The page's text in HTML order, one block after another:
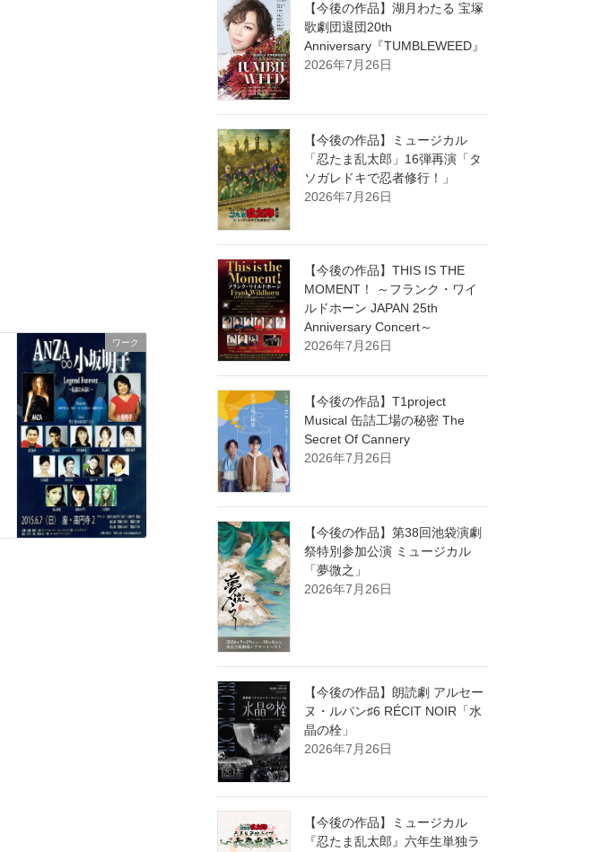
ワーク
【今後の作品】湖月わたる 宝塚
歌劇団退団20th
Anniversary『TUMBLEWEED』
2026年7月26日
【今後の作品】ミュージカル
「忍たま乱太郎」16弾再演「タ
ソガレドキで忍者修行！」
2026年7月26日
【今後の作品】THIS IS THE
MOMENT！ ～フランク・ワイ
ルドホーン JAPAN 25th
Anniversary Concert～
2026年7月26日
【今後の作品】T1project
Musical 缶詰工場の秘密 The
Secret Of Cannery
2026年7月26日
【今後の作品】第38回池袋演劇
祭特別参加公演 ミュージカル
「夢微之」
2026年7月26日
【今後の作品】朗読劇 アルセー
ヌ・ルパン♯6 RÉCIT NOIR「水
晶の栓」
2026年7月26日
【今後の作品】ミュージカル
『忍たま乱太郎』六年生単独ラ